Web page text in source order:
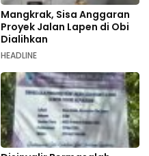
Mangkrak, Sisa Anggaran
Proyek Jalan Lapen di Obi
Dialihkan
HEADLINE